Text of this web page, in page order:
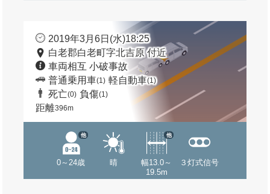
2019年3月6日(水)18:25
白老郡白老町字北吉原 付近
車両相互 小破事故
普通乗用車(1) 軽自動車(1)
死亡(0) 負傷(1)
距離396m
0～24歳
他
晴
幅13.0～
19.5m
他
３灯式信号